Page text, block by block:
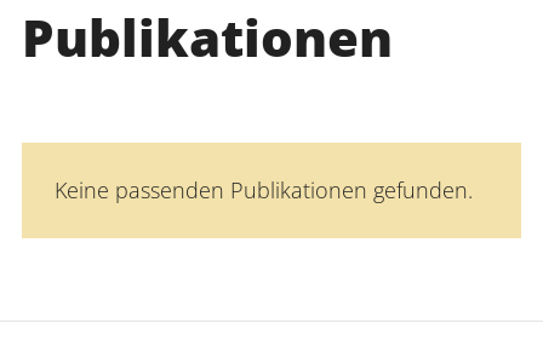
Publikationen
Keine passenden Publikationen gefunden.